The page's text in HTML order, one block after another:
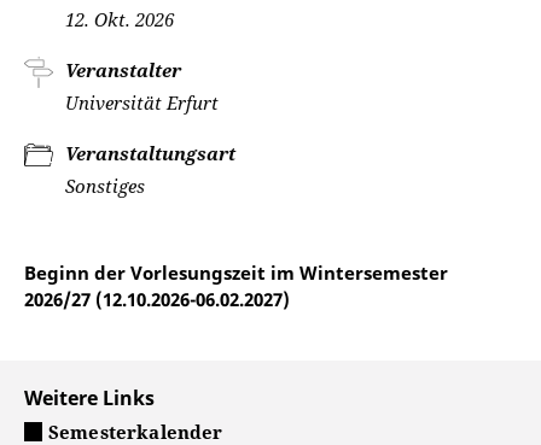
12. Okt. 2026
Veranstalter
Universität Erfurt
Veranstaltungsart
Sonstiges
Beginn der Vorlesungszeit im Wintersemester
2026/27 (12.10.2026-06.02.2027)
Weitere Links
Semesterkalender